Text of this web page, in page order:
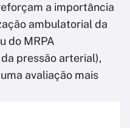
a importância
ambulatorial da
do MRPA
pressão arterial),
avaliação mais